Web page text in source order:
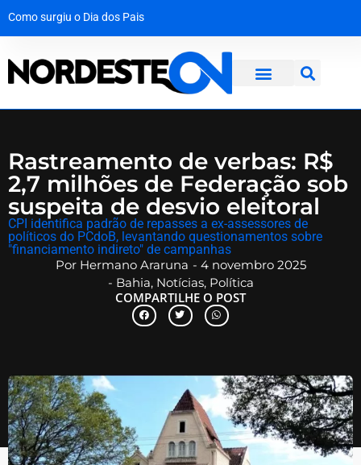
Como surgiu o Dia dos Pais
Rastreamento de verbas: R$
2,7 milhões de Federação sob
suspeita de desvio eleitoral
​CPI identifica padrão de repasses a ex-assessores de
políticos do PCdoB, levantando questionamentos sobre
"financiamento indireto" de campanhas
PorHermano Araruna - 4 novembro 2025
- Bahia, Notícias, Política
COMPARTILHE O POST